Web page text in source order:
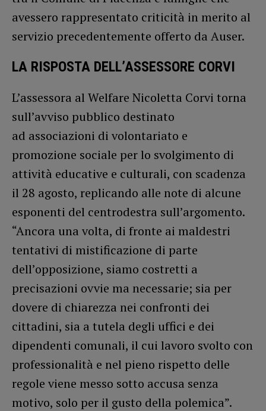
avessero rappresentato criticità in merito al
servizio precedentemente offerto da Auser.
LA RISPOSTA DELL’ASSESSORE CORVI
L’assessora al Welfare Nicoletta Corvi torna
sull’avviso pubblico destinato
ad associazioni di volontariato e
promozione sociale per lo svolgimento di
attività educative e culturali, con scadenza
il 28 agosto, replicando alle note di alcune
esponenti del centrodestra sull’argomento.
“Ancora una volta, di fronte ai maldestri
tentativi di mistificazione di parte
dell’opposizione, siamo costretti a
precisazioni ovvie ma necessarie; sia per
dovere di chiarezza nei confronti dei
cittadini, sia a tutela degli uffici e dei
dipendenti comunali, il cui lavoro svolto con
professionalità e nel pieno rispetto delle
regole viene messo sotto accusa senza
motivo, solo per il gusto della polemica”.